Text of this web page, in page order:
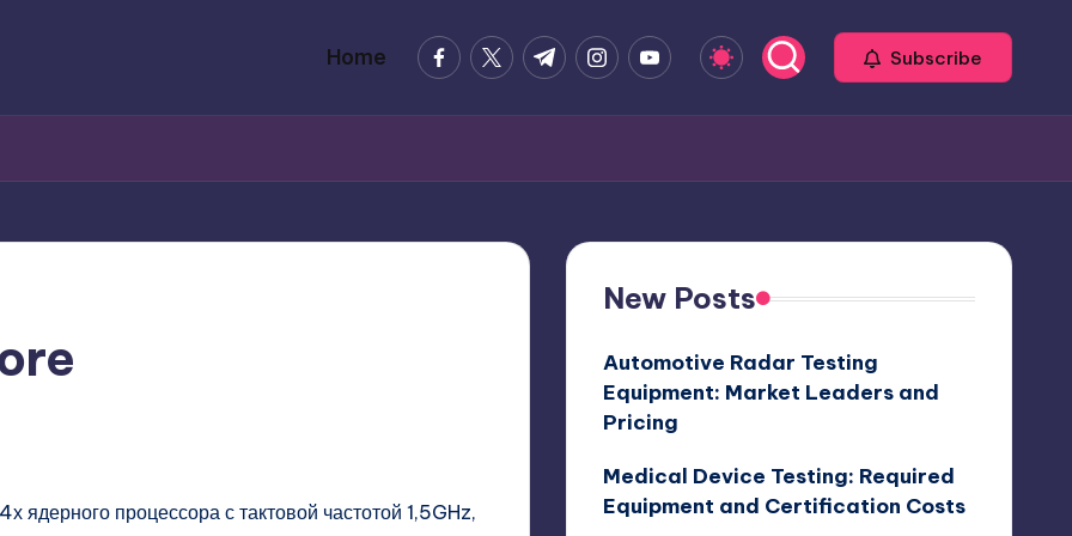
Home facebook.com
twitter.com
t.me instagram.com
youtube.com Subscribe
процессора с тактовой частотой 1,5GHz,
New Posts
Automotive Radar Testing
Equipment: Market Leaders and
Pricing
Medical Device Testing: Required
Equipment and Certification Costs